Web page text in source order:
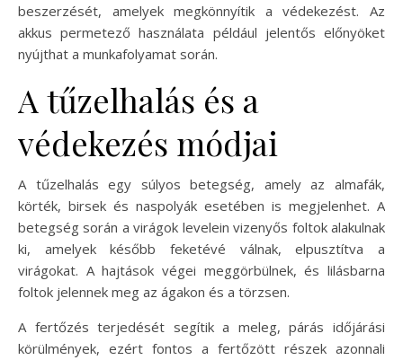
beszerzését, amelyek megkönnyítik a védekezést. Az
akkus permetező használata például jelentős előnyöket
nyújthat a munkafolyamat során.
A tűzelhalás és a
védekezés módjai
A tűzelhalás egy súlyos betegség, amely az almafák,
körték, birsek és naspolyák esetében is megjelenhet. A
betegség során a virágok levelein vizenyős foltok alakulnak
ki, amelyek később feketévé válnak, elpusztítva a
virágokat. A hajtások végei meggörbülnek, és lilásbarna
foltok jelennek meg az ágakon és a törzsen.
A fertőzés terjedését segítik a meleg, párás időjárási
körülmények, ezért fontos a fertőzött részek azonnali